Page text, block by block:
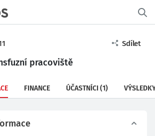
Sdílet
pracoviště
FINANCE ÚČASTNÍCI (1)